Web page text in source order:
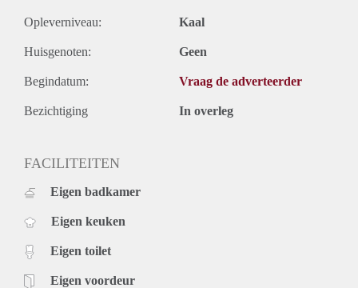
Opleverniveau: Kaal
Huisgenoten: Geen
Begindatum: Vraag de adverteerder
Bezichtiging In overleg
FACILITEITEN
Eigen badkamer
Eigen keuken
Eigen toilet
Eigen voordeur